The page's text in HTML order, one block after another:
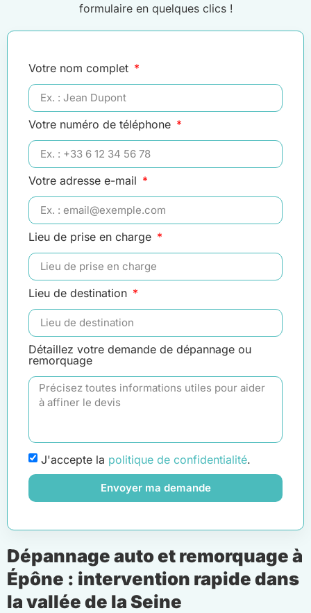
formulaire en quelques clics !
Votre nom complet
Votre numéro de téléphone
Votre adresse e-mail
Lieu de prise en charge
Lieu de destination
Détaillez votre demande de dépannage ou
remorquage
J'accepte la politique de confidentialité.
Envoyer ma demande
Dépannage auto et remorquage à
Épône : intervention rapide dans
la vallée de la Seine